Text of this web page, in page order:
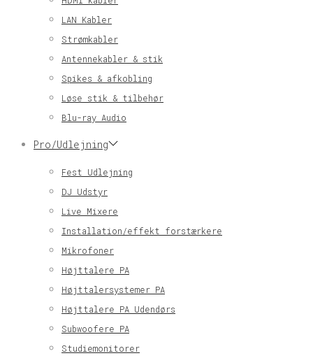
LAN Kabler
Strømkabler
Antennekabler & stik
Spikes & afkobling
Løse stik & tilbehør
Blu-ray Audio
Pro/Udlejning
Fest Udlejning
DJ Udstyr
Live Mixere
Installation/effekt forstærkere
Mikrofoner
Højttalere PA
Højttalersystemer PA
Højttalere PA Udendørs
Subwoofere PA
Studiemonitorer